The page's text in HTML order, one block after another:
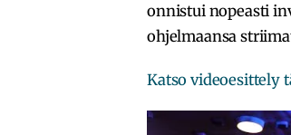
onnistui nopeasti
ohjelmaansa
Katso videoesittely